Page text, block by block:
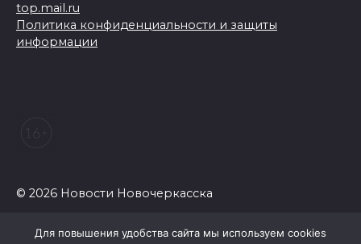
top.mail.ru
Политика конфиденциальности и защиты
информации
© 2026 Новости Новочеркасска
Для повышения удобства сайта мы используем cookies